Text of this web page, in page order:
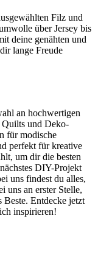
Filz und
über Jersey bis
deine genähten und
lange Freude
an hochwertigen
und Deko-
für modische
perfekt für kreative
um dir die besten
DIY-Projekt
uns findest du alles,
uns an erster Stelle,
Beste. Entdecke jetzt
inspirieren!